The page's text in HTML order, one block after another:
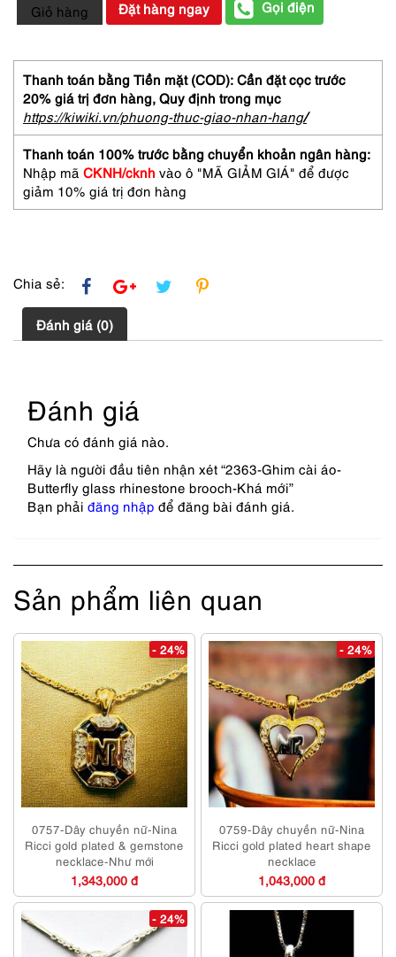
Ghim
áo-
Butterfly
glass
rhinestone
brooch-
Khá
mới
số
lượng
Giỏ hàng Đặt hàng ngay Gọi điện
Thanh toán bằng Tiền mặt (COD): Cần đặt cọc trước
20% giá trị đơn hàng, Quy định trong mục
https://kiwiki.vn/phuong-thuc-giao-nhan-hang/
Thanh toán 100% trước bằng chuyển khoản ngân hàng:
Nhập mã CKNH/cknh vào ô "MÃ GIẢM GIÁ" để được
giảm 10% giá trị đơn hàng
Chia sẻ:
Đánh giá (0)
Đánh giá
Chưa có đánh giá nào.
Hãy là người đầu tiên nhận xét “2363-Ghim cài áo-
Butterfly glass rhinestone brooch-Khá mới”
Bạn phải đăng nhập để đăng bài đánh giá.
Sản phẩm liên quan
- 24%
0757-Dây chuyền nữ-Nina
Ricci gold plated & gemstone
necklace-Như mới
1,343,000 đ
- 24%
0759-Dây chuyền nữ-Nina
Ricci gold plated heart shape
necklace
1,043,000 đ
- 24%